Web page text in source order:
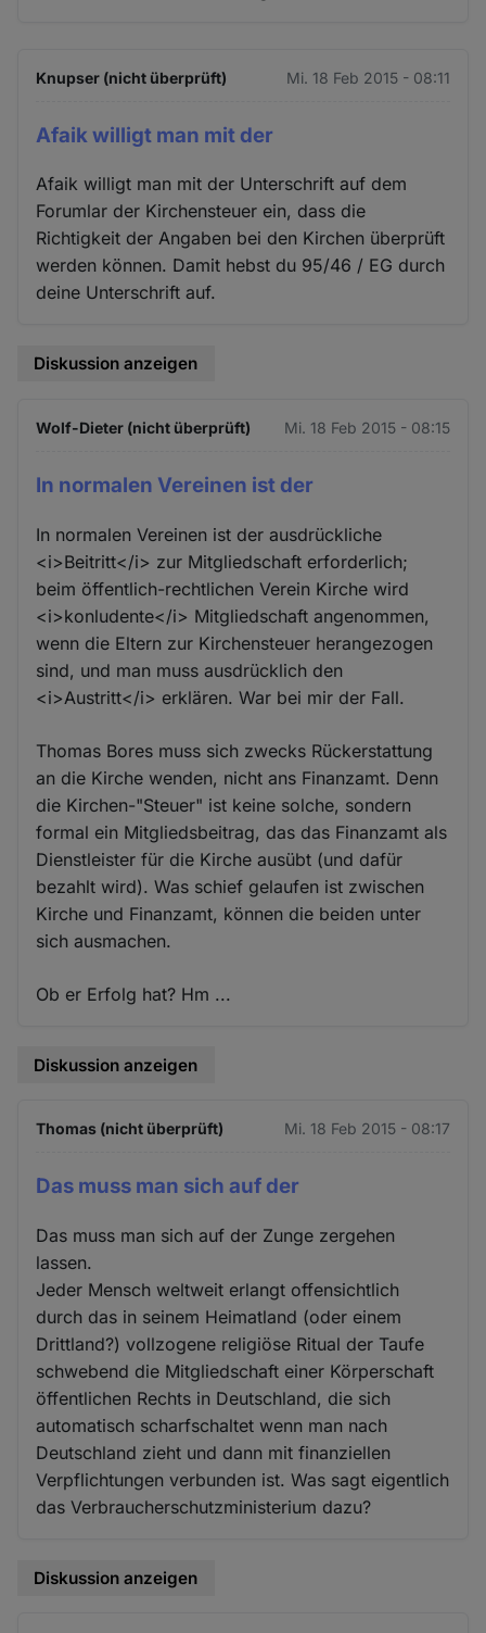
Knupser (nicht überprüft) Mi. 18 Feb 2015 - 08:11
Afaik willigt man mit der
Afaik willigt man mit der Unterschrift auf dem
Forumlar der Kirchensteuer ein, dass die
Richtigkeit der Angaben bei den Kirchen überprüft
werden können. Damit hebst du 95/46 / EG durch
deine Unterschrift auf.
Diskussion anzeigen
Wolf-Dieter (nicht überprüft) Mi. 18 Feb 2015 - 08:15
In normalen Vereinen ist der
In normalen Vereinen ist der ausdrückliche
<i>Beitritt</i> zur Mitgliedschaft erforderlich;
beim öffentlich-rechtlichen Verein Kirche wird
<i>konludente</i> Mitgliedschaft angenommen,
wenn die Eltern zur Kirchensteuer herangezogen
sind, und man muss ausdrücklich den
<i>Austritt</i> erklären. War bei mir der Fall.
Thomas Bores muss sich zwecks Rückerstattung
an die Kirche wenden, nicht ans Finanzamt. Denn
die Kirchen-"Steuer" ist keine solche, sondern
formal ein Mitgliedsbeitrag, das das Finanzamt als
Dienstleister für die Kirche ausübt (und dafür
bezahlt wird). Was schief gelaufen ist zwischen
Kirche und Finanzamt, können die beiden unter
sich ausmachen.
Ob er Erfolg hat? Hm ...
Diskussion anzeigen
Thomas (nicht überprüft) Mi. 18 Feb 2015 - 08:17
Das muss man sich auf der
Das muss man sich auf der Zunge zergehen
lassen.
Jeder Mensch weltweit erlangt offensichtlich
durch das in seinem Heimatland (oder einem
Drittland?) vollzogene religiöse Ritual der Taufe
schwebend die Mitgliedschaft einer Körperschaft
öffentlichen Rechts in Deutschland, die sich
automatisch scharfschaltet wenn man nach
Deutschland zieht und dann mit finanziellen
Verpflichtungen verbunden ist. Was sagt eigentlich
das Verbraucherschutzministerium dazu?
Diskussion anzeigen